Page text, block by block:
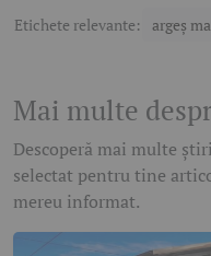
Etichete relevante: argeș
Mai multe
Descoperă mai multe
selectat pentru tine
mereu informat.